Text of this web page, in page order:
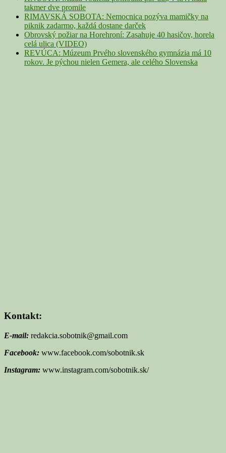
takmer dve promile
RIMAVSKÁ SOBOTA: Nemocnica pozýva mamičky na
piknik zadarmo, každá dostane darček
Obrovský požiar na Horehroní: Zasahuje 40 hasičov, horela
celá ulica (VIDEO)
REVÚCA: Múzeum Prvého slovenského gymnázia má 10
rokov. Je pýchou nielen Gemera, ale celého Slovenska
Kontakt:
E-mail: redakcia.sobotnik@gmail.com
Facebook: www.facebook.com/sobotnik.sk
Instagram: www.instagram.com/sobotnik.sk/